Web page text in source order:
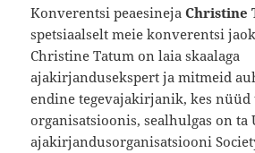
Konverentsi peaesinejaChristine
spetsiaalselt meie konverentsi
Christine Tatum on laia skaalaga
ajakirjandusekspert ja mitmeid
endine tegevajakirjanik, kes nüüd
organisatsioonis, sealhulgas on ta
ajakirjandusorganisatsiooni